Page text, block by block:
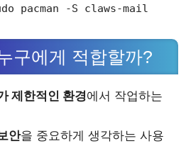
pacman -S claws-mail
구에게 적합할까?
제한적인 환경에서 작업하는
안을 중요하게 생각하는 사용